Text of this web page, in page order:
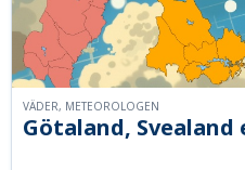
Götaland,
VÄDER, METEOROLOGEN